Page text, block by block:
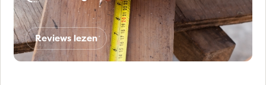
Reviews lezen